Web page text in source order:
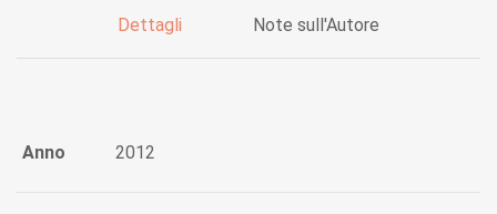
Dettagli Note sull'Autore
Anno 2012